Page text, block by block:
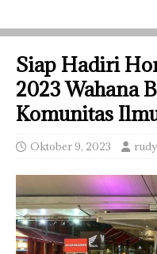
Siap Hadiri
2023 Wahana
Komunitas
Oktober 9, 2023